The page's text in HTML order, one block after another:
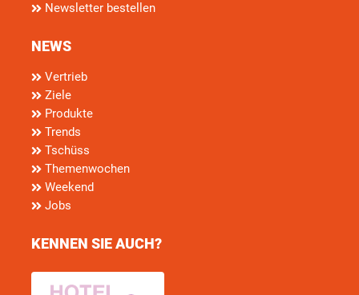
Newsletter bestellen
NEWS
Vertrieb
Ziele
Produkte
Trends
Tschüss
Themenwochen
Weekend
Jobs
KENNEN SIE AUCH?